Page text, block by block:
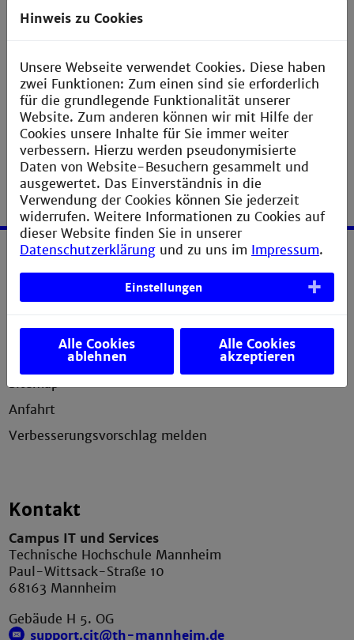
Hier erfahren Sie, wie Sie Ihren
Hochschulkalender auf Ihrem Mac hinzufügen.
Service
Impressum
Erklärung zur Barrierefreiheit
Datenschutzerklärung
Sitemap
Anfahrt
Verbesserungsvorschlag melden
Kontakt
Campus IT und Services
Technische Hochschule Mannheim
Paul-Wittsack-Straße 10
68163 Mannheim
Gebäude H 5. OG
support.cit@th-mannheim.de
Hinweis zu Cookies
Unsere Webseite verwendet Cookies. Diese haben
zwei Funktionen: Zum einen sind sie erforderlich
für die grundlegende Funktionalität unserer
Website. Zum anderen können wir mit Hilfe der
Cookies unsere Inhalte für Sie immer weiter
verbessern. Hierzu werden pseudonymisierte
Daten von Website-Besuchern gesammelt und
ausgewertet. Das Einverständnis in die
Verwendung der Cookies können Sie jederzeit
widerrufen. Weitere Informationen zu Cookies auf
dieser Website finden Sie in unserer
Datenschutzerklärung und zu uns im Impressum.
Einstellungen
Alle Cookies
ablehnen
Alle Cookies
akzeptieren